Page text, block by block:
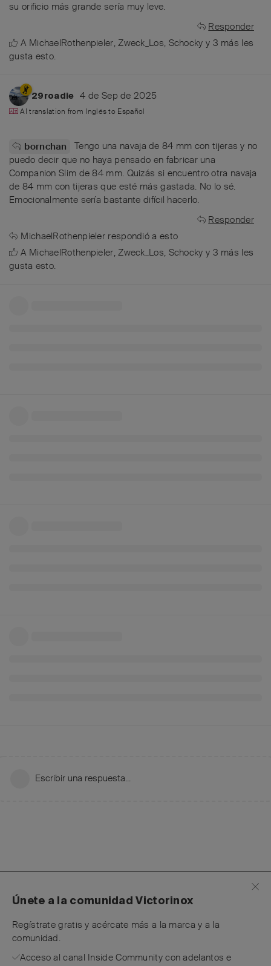
su orificio más grande sería muy leve.
Responder
A MichaelRothenpieler,Zweck_Los, Schocky y 3 más les
gusta esto.
29roadie 4 de Sep de 2025
AI translation from Inglésto Español
bornchan
Tengo una navaja de 84 mm con tijeras y no
puedo decir que no haya pensado en fabricar una
Companion Slim de 84 mm. Quizás si encuentro otra navaja
de 84 mm con tijeras que esté más gastada. No lo sé.
Emocionalmente sería bastante difícil hacerlo.
Responder
MichaelRothenpieler respondió a esto
A MichaelRothenpieler,Zweck_Los, Schocky y 3 más les
gusta esto.
Escribir una respuesta...
Únete a la comunidad Victorinox
Regístrate gratis y acércate más a la marca y a la
comunidad.
Acceso al canal Inside Community con adelantos e